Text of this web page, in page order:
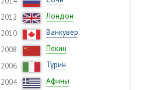
2012
Лондон
2010
Ванкувер
2008
Пекин
2006
Турин
2004
Афины